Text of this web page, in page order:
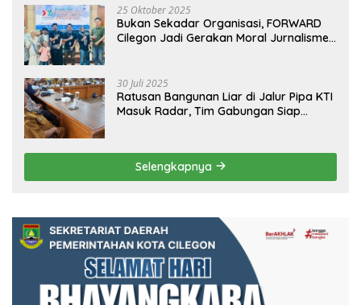
25 Oktober 2025
Bukan Sekadar Organisasi, FORWARD
Cilegon Jadi Gerakan Moral Jurnalisme
30 Juli 2025
Ratusan Bangunan Liar di Jalur Pipa KTI
Masuk Radar, Tim Gabungan Siap
Selengkapnya